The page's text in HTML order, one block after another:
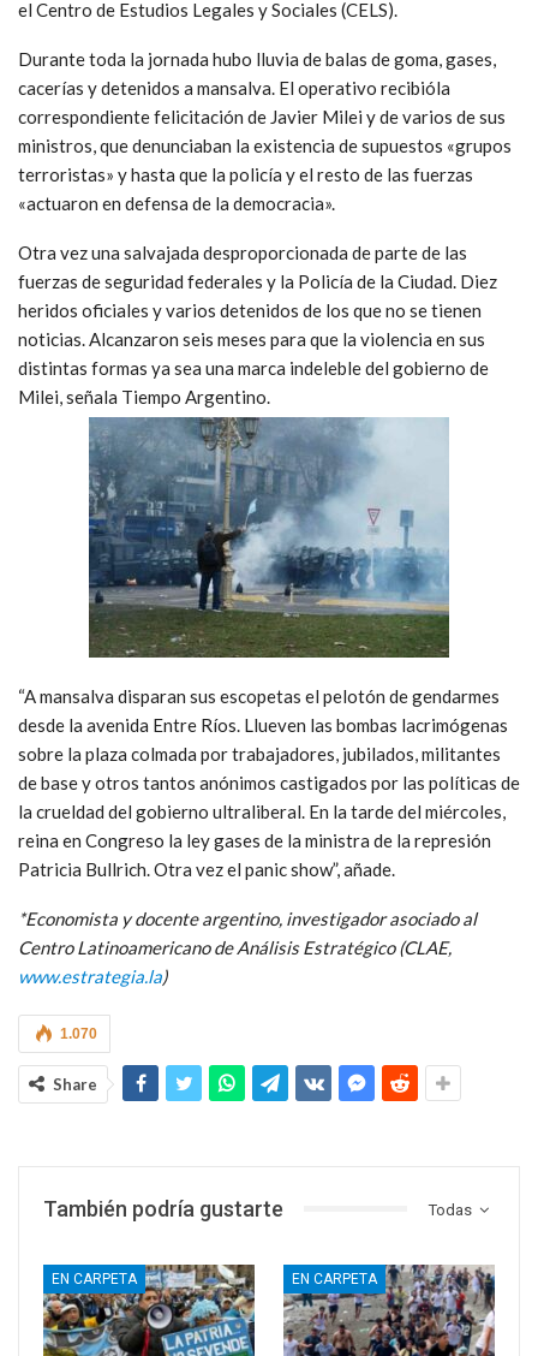
el Centro de Estudios Legales y Sociales (CELS).
Durante toda la jornada hubo lluvia de balas de goma, gases,
cacerías y detenidos a mansalva. El operativo recibióla
correspondiente felicitación de Javier Milei y de varios de sus
ministros, que denunciaban la existencia de supuestos «grupos
terroristas» y hasta que la policía y el resto de las fuerzas
«actuaron en defensa de la democracia».
Otra vez una salvajada desproporcionada de parte de las
fuerzas de seguridad federales y la Policía de la Ciudad. Diez
heridos oficiales y varios detenidos de los que no se tienen
noticias. Alcanzaron seis meses para que la violencia en sus
distintas formas ya sea una marca indeleble del gobierno de
Milei, señala Tiempo Argentino.
“A mansalva disparan sus escopetas el pelotón de gendarmes
desde la avenida Entre Ríos. Llueven las bombas lacrimógenas
sobre la plaza colmada por trabajadores, jubilados, militantes
de base y otros tantos anónimos castigados por las políticas de
la crueldad del gobierno ultraliberal. En la tarde del miércoles,
reina en Congreso la ley gases de la ministra de la represión
Patricia Bullrich. Otra vez el panic show”, añade.
*Economista y docente argentino, investigador asociado al
Centro Latinoamericano de Análisis Estratégico (CLAE,
www.estrategia.la)
1.070
Share
Todas
También podría gustarte
EN CARPETA EN CARPETA